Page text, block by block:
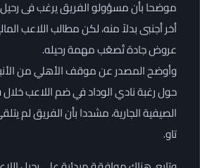
موضحا بأن مسؤولو الفريق يرغب فى
أخر أجنبى بدلاً منه، لكن مطالب اللاعب
عروض جادة تُصعّب مهمة رحيله.
وأوضح المصدر عن موقف الأهلي من
حول رغبة نادي الوداد في ضم اللاعب خلال
الصيفية الجارية، مشددا بأن الفريق لم
تاو.